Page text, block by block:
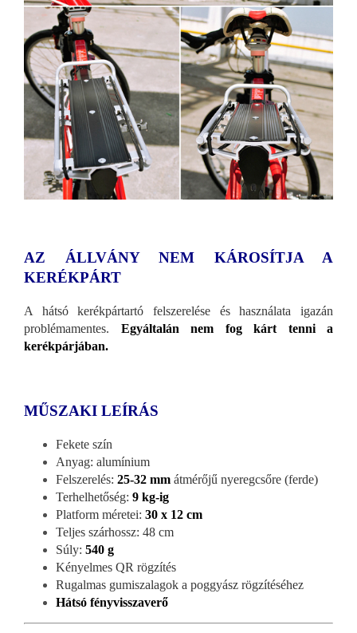
AZ ÁLLVÁNY NEM KÁROSÍTJA A
KERÉKPÁRT
A hátsó kerékpártartó felszerelése és használata igazán
problémamentes. Egyáltalán nem fog kárt tenni a
kerékpárjában.
MŰSZAKI LEÍRÁS
Fekete szín
Anyag: alumínium
Felszerelés: 25-32 mm átmérőjű nyeregcsőre (ferde)
Terhelhetőség: 9 kg-ig
Platform méretei: 30 x 12 cm
Teljes szárhossz: 48 cm
Súly: 540 g
Kényelmes QR rögzítés
Rugalmas gumiszalagok a poggyász rögzítéséhez
Hátsó fényvisszaverő